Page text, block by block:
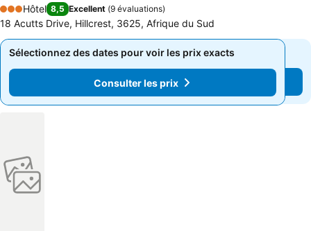
3 Étoiles
Hôtel 8,5 Excellent (9 évaluations)
18 Acutts Drive, Hillcrest, 3625, Afrique du Sud
Sélectionnez des dates pour voir les prix exacts
Consulter les prix
Sélectionnez des dates pour voir les prix exacts
Consulter les prix